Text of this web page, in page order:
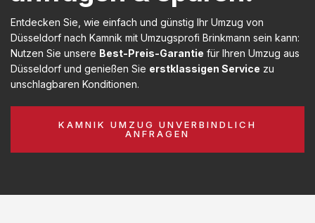
Entdecken Sie, wie einfach und günstig Ihr Umzug von
Düsseldorf nach Kamnik mit Umzugsprofi Brinkmann sein kann:
Nutzen Sie unsere Best-Preis-Garantie für Ihren Umzug aus
Düsseldorf und genießen Sie erstklassigen Service zu
unschlagbaren Konditionen.
KAMNIK UMZUG UNVERBINDLICH
ANFRAGEN